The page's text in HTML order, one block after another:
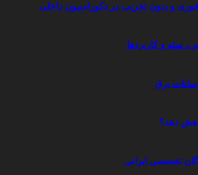
و بدون تخریب در دکوراسیون داخلی
سئو و کاربردها
برق
دهد؟